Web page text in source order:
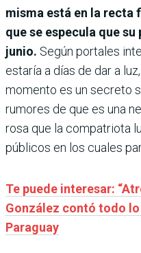
misma está en la recta
que se especula que
junio. Según portales
estaría a días de dar a
momento es un secreto
rumores de que es una
rosa que la compatriota
públicos en los cuales
Te puede interesar:
González contó todo
Paraguay